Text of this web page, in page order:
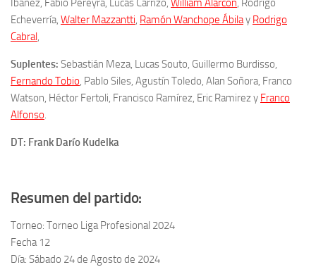
Ibáñez, Fabio Pereyra, Lucas Carrizo, William Alarcón, Rodrigo
Echeverría, Walter Mazzantti, Ramón Wanchope Ábilay Rodrigo
Cabral,
Suplentes: Sebastián Meza, Lucas Souto, Guillermo Burdisso,
Fernando Tobio, Pablo Siles, Agustín Toledo, Alan Soñora, Franco
Watson, Héctor Fertoli, Francisco Ramírez, Eric Ramirezy Franco
Alfonso.
DT: Frank Darío Kudelka
Resumen del partido:
Torneo: Torneo Liga Profesional 2024
Fecha 12
Día: Sábado 24 de Agosto de 2024